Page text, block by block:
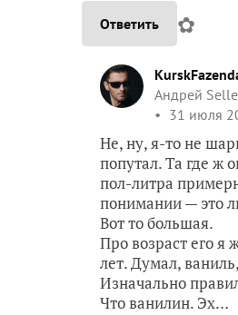
Ответить ✿
Андрей
31 июля
Не, ну, я-то не
попутал. Та где ж
пол-литра
понимании — это
Вот то большая.
Про возраст его я
лет. Думал,
Изначально
Что ванилин. Эх…